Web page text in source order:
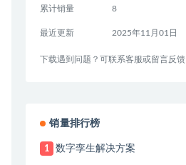
累计销量 8
最近更新 2025年11月01日
下载遇到问题？可联系客服或留言反馈
销量排行榜
1 数字孪生解决方案